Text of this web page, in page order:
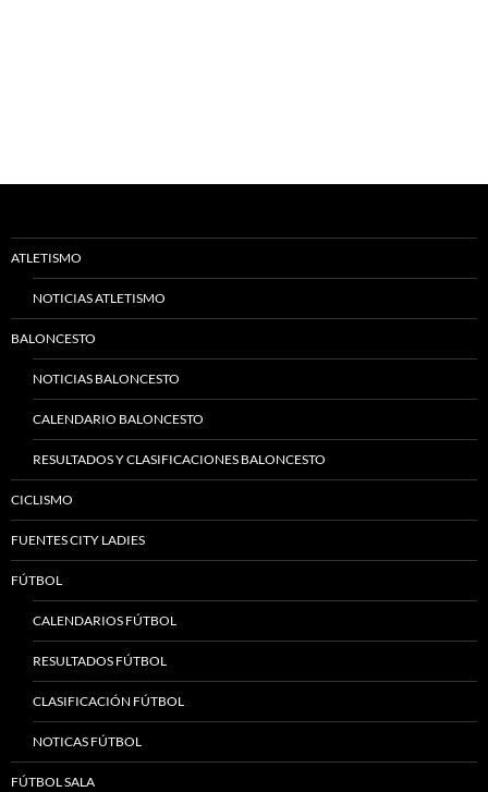
ATLETISMO
NOTICIAS ATLETISMO
BALONCESTO
NOTICIAS BALONCESTO
CALENDARIO BALONCESTO
RESULTADOS Y CLASIFICACIONES BALONCESTO
CICLISMO
FUENTES CITY LADIES
FÚTBOL
CALENDARIOS FÚTBOL
RESULTADOS FÚTBOL
CLASIFICACIÓN FÚTBOL
NOTICAS FÚTBOL
FÚTBOL SALA